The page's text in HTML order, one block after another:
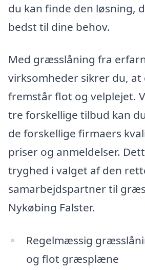
du kan finde den løsning,
bedst til dine behov.
Med græsslåning fra
virksomheder sikrer du, at
fremstår flot og velplejet.
tre forskellige tilbud kan
de forskellige firmaers
priser og anmeldelser.
tryghed i valget af den
samarbejdspartner til
Nykøbing Falster.
Regelmæssig
og flot græsplæne